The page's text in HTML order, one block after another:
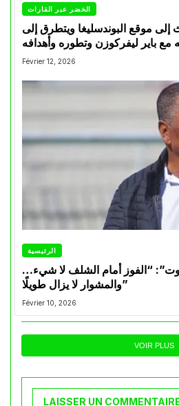
الخضر عبر القارات
إلى موقع البوندسليغا ويتطرق إلى
مع باير ليفركوزن وتطوره وأهدافه
Février 12, 2026
الرئيسية
“الفوز أمام الشلف لا شيء…
والمشوار لا يزال طويلًا”
Février 10, 2026
VOIR PLUS
LAISSER UN